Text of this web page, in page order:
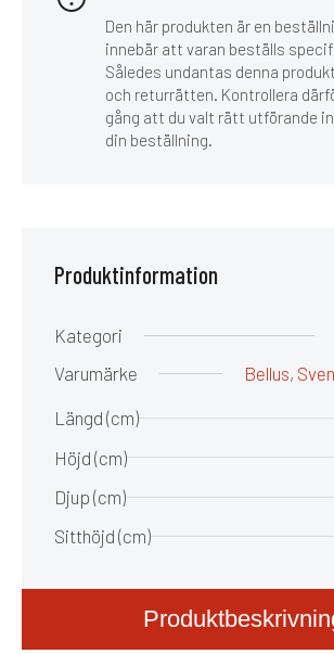
Den här produkten är en
innebär att varan beställs
Således undantas denna
och returrätten. Kontrollera
gång att du valt rätt utförande
din beställning.
Produktinformation
Kategori
Varumärke
Bellus,
Längd (cm)
Höjd (cm)
Djup (cm)
Sitthöjd (cm)